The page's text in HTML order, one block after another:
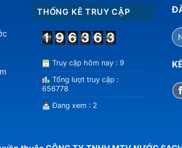
THỐNG KÊ TRUY CẬP
Truy cập hôm nay : 9
Tổng lượt truy cập :
656778
Đang xem : 2